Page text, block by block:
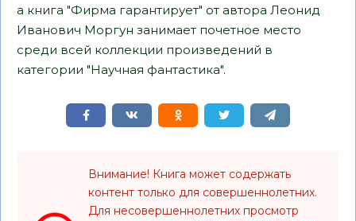
а книга "Фирма гарантирует" от автора Леонид
Иванович Моргун занимает почетное место
среди всей коллекции произведений в
категории "Научная фантастика".
Внимание! Книга может содержать
контент только для совершеннолетних.
Для несовершеннолетних просмотр